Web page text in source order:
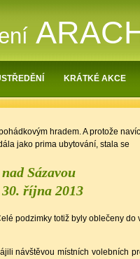
KRÁTKÉ AKCE
hradem. A protože
jako prima ubytování, stala se
Sázavou
30. října 2013
podzimky totiž byly oblečeny do
návštěvou místních volebních